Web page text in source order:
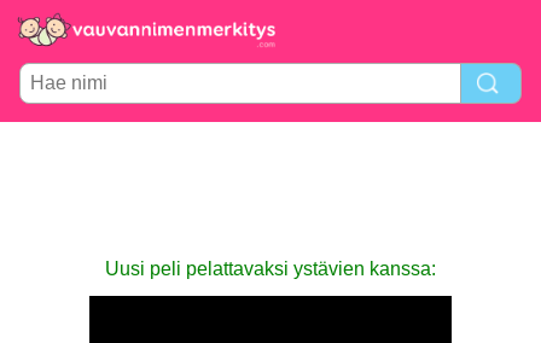
Uusi peli pelattavaksi ystävien kanssa: